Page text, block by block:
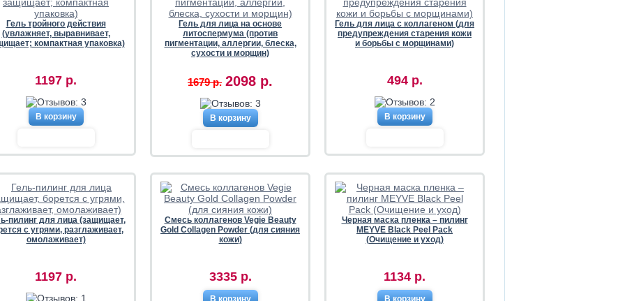
Гель тройного действия
(увлажняет, выравнивает,
компактная упаковка)
1197 р.
В корзину
Гель для лица на основе
литоспермума (против
пигментации, аллергии, блеска,
сухости и морщин)
1679 р. 2098 р.
В корзину
Гель для лица с коллагеном (для
предупреждения старения кожи
и борьбы с морщинами)
494 р.
В корзину
пилинг для лица (защищает,
с угрями, разглаживает,
омолаживает)
1197 р.
Cмесь коллагенов Vegie Beauty
Gold Collagen Powder (для сияния
кожи)
3335 р.
В корзину
Черная маска пленка – пилинг
MEYVE Black Peel Pack
(Очищение и уход)
1134 р.
В корзину